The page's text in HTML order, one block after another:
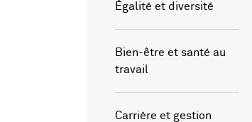
Égalité et diversité
Bien-être et santé au
travail
Carrière et gestion